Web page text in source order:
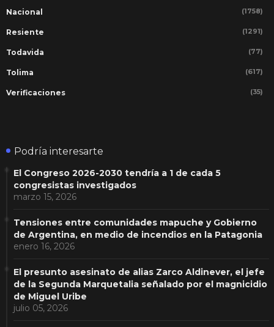
Nacional (1758)
Resiente (1291)
Todavida (77)
Tolima (617)
Verificaciones (35)
Podría interesarte
El Congreso 2026-2030 tendría a 1 de cada 5
congresistas investigados
marzo 15, 2026
Tensiones entre comunidades mapuche y Gobierno
de Argentina, en medio de incendios en la Patagonia
enero 16, 2026
El presunto asesinato de alias Zarco Aldinever, el jefe
de la Segunda Marquetalia señalado por el magnicidio
de Miguel Uribe
julio 05, 2026